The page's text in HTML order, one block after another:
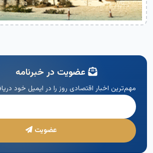
عضویت در خبرنامه
مهم‌ترین اخبار اقتصادی روز را در ایمیل خود
عضویت